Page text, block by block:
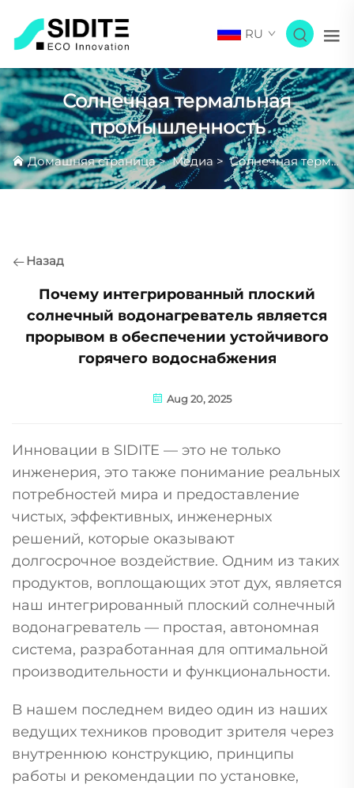
RU
Солнечная термальная
промышленность
Домашняя страница>Медиа >Солнечная термальная промышленность
Назад
Почему интегрированный плоский
солнечный водонагреватель является
прорывом в обеспечении устойчивого
горячего водоснабжения
Aug 20, 2025
Инновации в SIDITE — это не только
инженерия, это также понимание реальных
потребностей мира и предоставление
чистых, эффективных, инженерных
решений, которые оказывают
долгосрочное воздействие. Одним из таких
продуктов, воплощающих этот дух, является
наш интегрированный плоский солнечный
водонагреватель — простая, автономная
система, разработанная для оптимальной
производительности и функциональности.
В нашем последнем видео один из наших
ведущих техников проводит зрителя через
внутреннюю конструкцию, принципы
работы и рекомендации по установке,